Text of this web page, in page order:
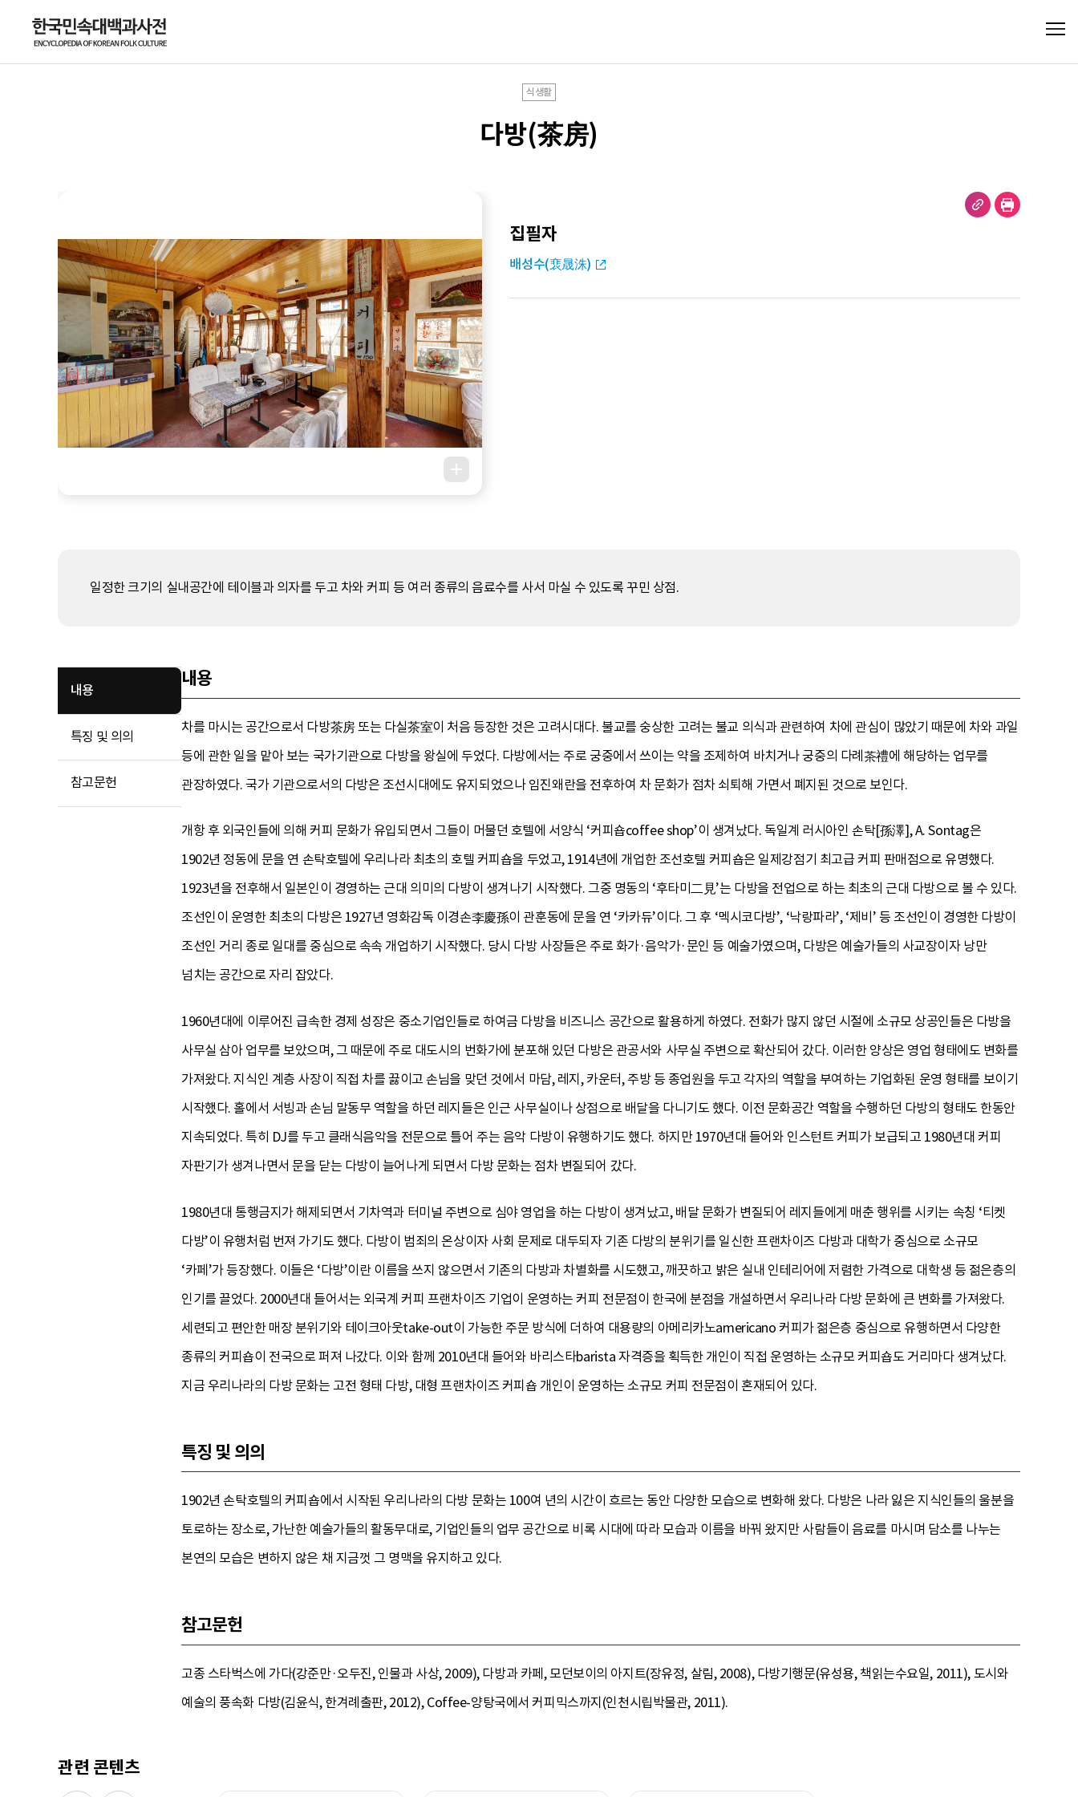
식생활
다방(茶房)
집필자
배성수(裵晟洙)
일정한 크기의 실내공간에 테이블과 의자를 두고 차와 커피 등 여러 종류의 음료수를 사서 마실 수 있도록 꾸민 상점.
내용
특징 및 의의
참고문헌
내용
차를 마시는 공간으로서 다방茶房 또는 다실茶室이 처음 등장한 것은 고려시대다. 불교를 숭상한 고려는 불교 의식과 관련하여 차에 관심이 많았기 때문에 차와 과일
등에 관한 일을 맡아 보는 국가기관으로 다방을 왕실에 두었다. 다방에서는 주로 궁중에서 쓰이는 약을 조제하여 바치거나 궁중의 다례茶禮에 해당하는 업무를
관장하였다. 국가 기관으로서의 다방은 조선시대에도 유지되었으나 임진왜란을 전후하여 차 문화가 점차 쇠퇴해 가면서 폐지된 것으로 보인다.
개항 후 외국인들에 의해 커피 문화가 유입되면서 그들이 머물던 호텔에 서양식 ‘커피숍coffee shop’이 생겨났다. 독일계 러시아인 손탁[孫澤], A. Sontag은
1902년 정동에 문을 연 손탁호텔에 우리나라 최초의 호텔 커피숍을 두었고, 1914년에 개업한 조선호텔 커피숍은 일제강점기 최고급 커피 판매점으로 유명했다.
1923년을 전후해서 일본인이 경영하는 근대 의미의 다방이 생겨나기 시작했다. 그중 명동의 ‘후타미二見’는 다방을 전업으로 하는 최초의 근대 다방으로 볼 수 있다.
조선인이 운영한 최초의 다방은 1927년 영화감독 이경손李慶孫이 관훈동에 문을 연 ‘카카듀’이다. 그 후 ‘멕시코다방’, ‘낙랑파라’, ‘제비’ 등 조선인이 경영한 다방이
조선인 거리 종로 일대를 중심으로 속속 개업하기 시작했다. 당시 다방 사장들은 주로 화가·음악가·문인 등 예술가였으며, 다방은 예술가들의 사교장이자 낭만
넘치는 공간으로 자리 잡았다.
1960년대에 이루어진 급속한 경제 성장은 중소기업인들로 하여금 다방을 비즈니스 공간으로 활용하게 하였다. 전화가 많지 않던 시절에 소규모 상공인들은 다방을
사무실 삼아 업무를 보았으며, 그 때문에 주로 대도시의 번화가에 분포해 있던 다방은 관공서와 사무실 주변으로 확산되어 갔다. 이러한 양상은 영업 형태에도 변화를
가져왔다. 지식인 계층 사장이 직접 차를 끓이고 손님을 맞던 것에서 마담, 레지, 카운터, 주방 등 종업원을 두고 각자의 역할을 부여하는 기업화된 운영 형태를 보이기
시작했다. 홀에서 서빙과 손님 말동무 역할을 하던 레지들은 인근 사무실이나 상점으로 배달을 다니기도 했다. 이전 문화공간 역할을 수행하던 다방의 형태도 한동안
지속되었다. 특히 DJ를 두고 클래식음악을 전문으로 틀어 주는 음악 다방이 유행하기도 했다. 하지만 1970년대 들어와 인스턴트 커피가 보급되고 1980년대 커피
자판기가 생겨나면서 문을 닫는 다방이 늘어나게 되면서 다방 문화는 점차 변질되어 갔다.
1980년대 통행금지가 해제되면서 기차역과 터미널 주변으로 심야 영업을 하는 다방이 생겨났고, 배달 문화가 변질되어 레지들에게 매춘 행위를 시키는 속칭 ‘티켓
다방’이 유행처럼 번져 가기도 했다. 다방이 범죄의 온상이자 사회 문제로 대두되자 기존 다방의 분위기를 일신한 프랜차이즈 다방과 대학가 중심으로 소규모
‘카페’가 등장했다. 이들은 ‘다방’이란 이름을 쓰지 않으면서 기존의 다방과 차별화를 시도했고, 깨끗하고 밝은 실내 인테리어에 저렴한 가격으로 대학생 등 젊은층의
인기를 끌었다. 2000년대 들어서는 외국계 커피 프랜차이즈 기업이 운영하는 커피 전문점이 한국에 분점을 개설하면서 우리나라 다방 문화에 큰 변화를 가져왔다.
세련되고 편안한 매장 분위기와 테이크아웃take-out이 가능한 주문 방식에 더하여 대용량의 아메리카노americano 커피가 젊은층 중심으로 유행하면서 다양한
종류의 커피숍이 전국으로 퍼져 나갔다. 이와 함께 2010년대 들어와 바리스타barista 자격증을 획득한 개인이 직접 운영하는 소규모 커피숍도 거리마다 생겨났다.
지금 우리나라의 다방 문화는 고전 형태 다방, 대형 프랜차이즈 커피숍 개인이 운영하는 소규모 커피 전문점이 혼재되어 있다.
특징 및 의의
1902년 손탁호텔의 커피숍에서 시작된 우리나라의 다방 문화는 100여 년의 시간이 흐르는 동안 다양한 모습으로 변화해 왔다. 다방은 나라 잃은 지식인들의 울분을
토로하는 장소로, 가난한 예술가들의 활동무대로, 기업인들의 업무 공간으로 비록 시대에 따라 모습과 이름을 바꿔 왔지만 사람들이 음료를 마시며 담소를 나누는
본연의 모습은 변하지 않은 채 지금껏 그 명맥을 유지하고 있다.
참고문헌
고종 스타벅스에 가다(강준만·오두진, 인물과 사상, 2009), 다방과 카페, 모던보이의 아지트(장유정, 살림, 2008), 다방기행문(유성용, 책읽는수요일, 2011), 도시와
예술의 풍속화 다방(김윤식, 한겨례출판, 2012), Coffee-양탕국에서 커피믹스까지(인천시립박물관, 2011).
관련 콘텐츠